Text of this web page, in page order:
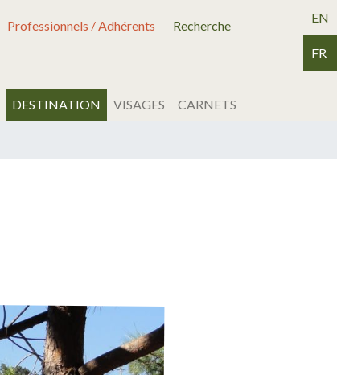
Professionnels / Adhérents Recherche
DESTINATION VISAGES CARNETS
EN
FR